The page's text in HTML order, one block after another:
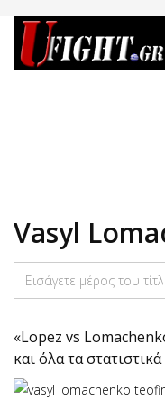
Vasyl
«Lopez vs
και όλα τα στατιστικά